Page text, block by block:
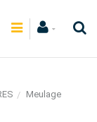
Meulage